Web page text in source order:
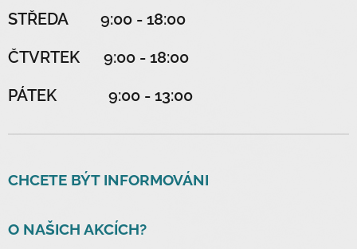
STŘEDA 9:00 - 18:00
ČTVRTEK 9:00 - 18:00
PÁTEK 9:00 - 13:00
CHCETE BÝT INFORMOVÁNI
O NAŠICH AKCÍCH?